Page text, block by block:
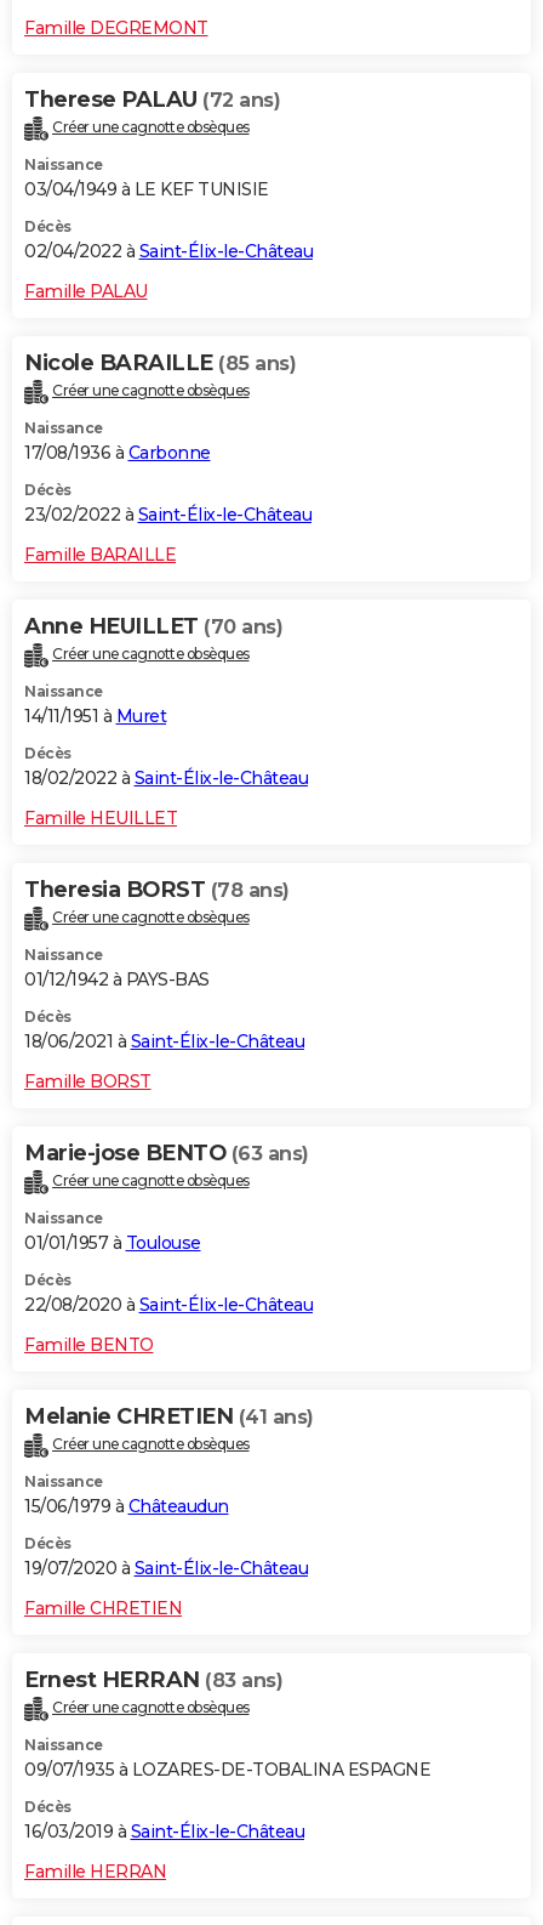
Famille DEGREMONT
Therese PALAU (72 ans)
Créer une cagnotte obsèques
Naissance
03/04/1949 à LE KEF TUNISIE
Décès
02/04/2022 à Saint-Élix-le-Château
Famille PALAU
Nicole BARAILLE (85 ans)
Créer une cagnotte obsèques
Naissance
17/08/1936 à Carbonne
Décès
23/02/2022 à Saint-Élix-le-Château
Famille BARAILLE
Anne HEUILLET (70 ans)
Créer une cagnotte obsèques
Naissance
14/11/1951 à Muret
Décès
18/02/2022 à Saint-Élix-le-Château
Famille HEUILLET
Theresia BORST (78 ans)
Créer une cagnotte obsèques
Naissance
01/12/1942 à PAYS-BAS
Décès
18/06/2021 à Saint-Élix-le-Château
Famille BORST
Marie-jose BENTO (63 ans)
Créer une cagnotte obsèques
Naissance
01/01/1957 à Toulouse
Décès
22/08/2020 à Saint-Élix-le-Château
Famille BENTO
Melanie CHRETIEN (41 ans)
Créer une cagnotte obsèques
Naissance
15/06/1979 à Châteaudun
Décès
19/07/2020 à Saint-Élix-le-Château
Famille CHRETIEN
Ernest HERRAN (83 ans)
Créer une cagnotte obsèques
Naissance
09/07/1935 à LOZARES-DE-TOBALINA ESPAGNE
Décès
16/03/2019 à Saint-Élix-le-Château
Famille HERRAN